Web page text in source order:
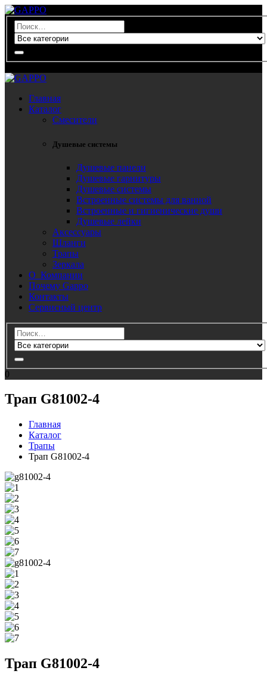
Главная
Каталог
Смесители
Душевые системы
Душевые панели
Душевые гарнитуры
Душевые системы
Встроенные системы для ванной
Встроенные и гигиенические души
Душевые лейки
Аксессуары
Шланги
Трапы
Зеркала
О Компании
Почему Gappo
Контакты
Сервисный центр
0
Трап G81002-4
Главная
Каталог
Трапы
Трап G81002-4
Трап G81002-4